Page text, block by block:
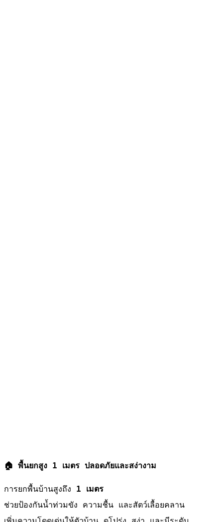
🏠 พื้นยกสูง 1 เมตร ปลอดภัยและสง่างาม
การยกพื้นบ้านสูงถึง 1 เมตร
ช่วยป้องกันน้ำท่วมขัง ความชื้น และสัตว์เลื้อยคลาน